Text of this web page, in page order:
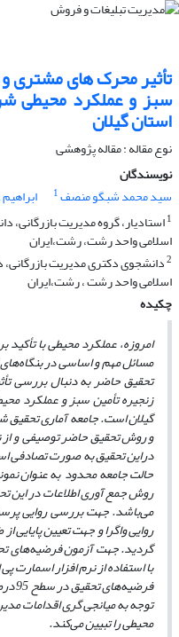
تأثیر محرک های مشتری
سبز و عملکرد محیطی
استان گیلان
نوع مقاله : مقاله پژوهشی
نویسندگان
سید محمد شبگو منصف1
1استادیار، گروه مدیریت
اسلامی واحد رشت، رشت،ایران
2دانشجوی دکتری مدیریت
اسلامی واحد رشت ، رشت،ایران
چکیده
امروزه، عملکرد محیطی با
مسائل مهم و اساسی در
تحقیق حاضر به دنبال بررسی
زنجیره تأمین سبز و عملکرد
گیلان است. جامعه آماری
و روش تحقیق حاضر توصیفی و
حالت جامعه محدود به عنوان
روش جمع آوری اطلاعات در این
می‌باشد. جهت بررسی روایی
روایی واگرا و جهت تعیین پایایی
گردید. جهت آزمون فرضیه‌های
با استفاده از نرم افزار اسمارت
محیطی را تبیین می‌کند.